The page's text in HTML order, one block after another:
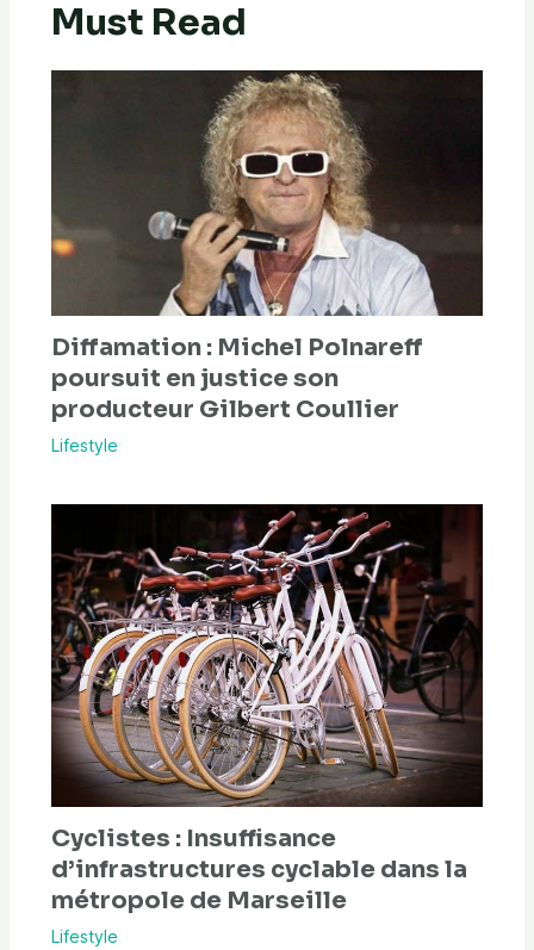
Must Read
Diffamation : Michel Polnareff
poursuit en justice son
producteur Gilbert Coullier
Lifestyle
Cyclistes : Insuffisance
d’infrastructures cyclable dans la
métropole de Marseille
Lifestyle